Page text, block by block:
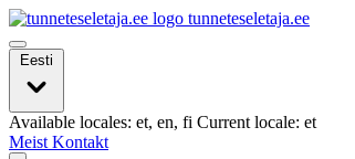
tunneteseletaja.ee
Eesti
Available locales: et, en, fi Current locale: et
Meist Kontakt